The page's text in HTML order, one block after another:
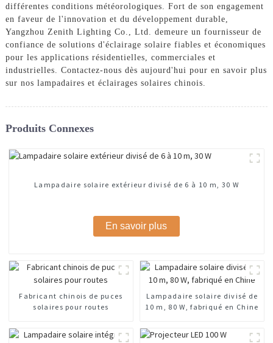
différentes conditions météorologiques. Fort de son engagement
en faveur de l'innovation et du développement durable,
Yangzhou Zenith Lighting Co., Ltd. demeure un fournisseur de
confiance de solutions d'éclairage solaire fiables et économiques
pour les applications résidentielles, commerciales et
industrielles. Contactez-nous dès aujourd'hui pour en savoir plus
sur nos lampadaires et éclairages solaires chinois.
Produits Connexes
Lampadaire solaire extérieur divisé de 6 à 10 m, 30 W
En savoir plus
Fabricant chinois de puces
solaires pour routes
Lampadaire solaire divisé de
10 m, 80 W, fabriqué en Chine